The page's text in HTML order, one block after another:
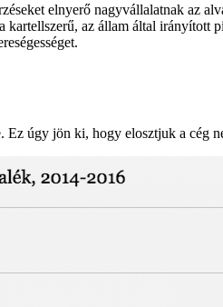
elnyerő nagyvállalatnak
az állam által irányított
úgy jön ki, hogy elosztjuk a cég